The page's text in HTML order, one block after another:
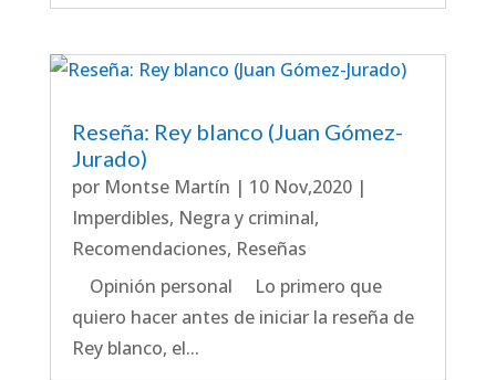
Reseña: Rey blanco (Juan Gómez-
Jurado)
por Montse Martín | 10 Nov,2020|
Imperdibles, Negra y criminal,
Recomendaciones, Reseñas
Opinión personal Lo primero que
quiero hacer antes de iniciar la reseña de
Rey blanco, el...